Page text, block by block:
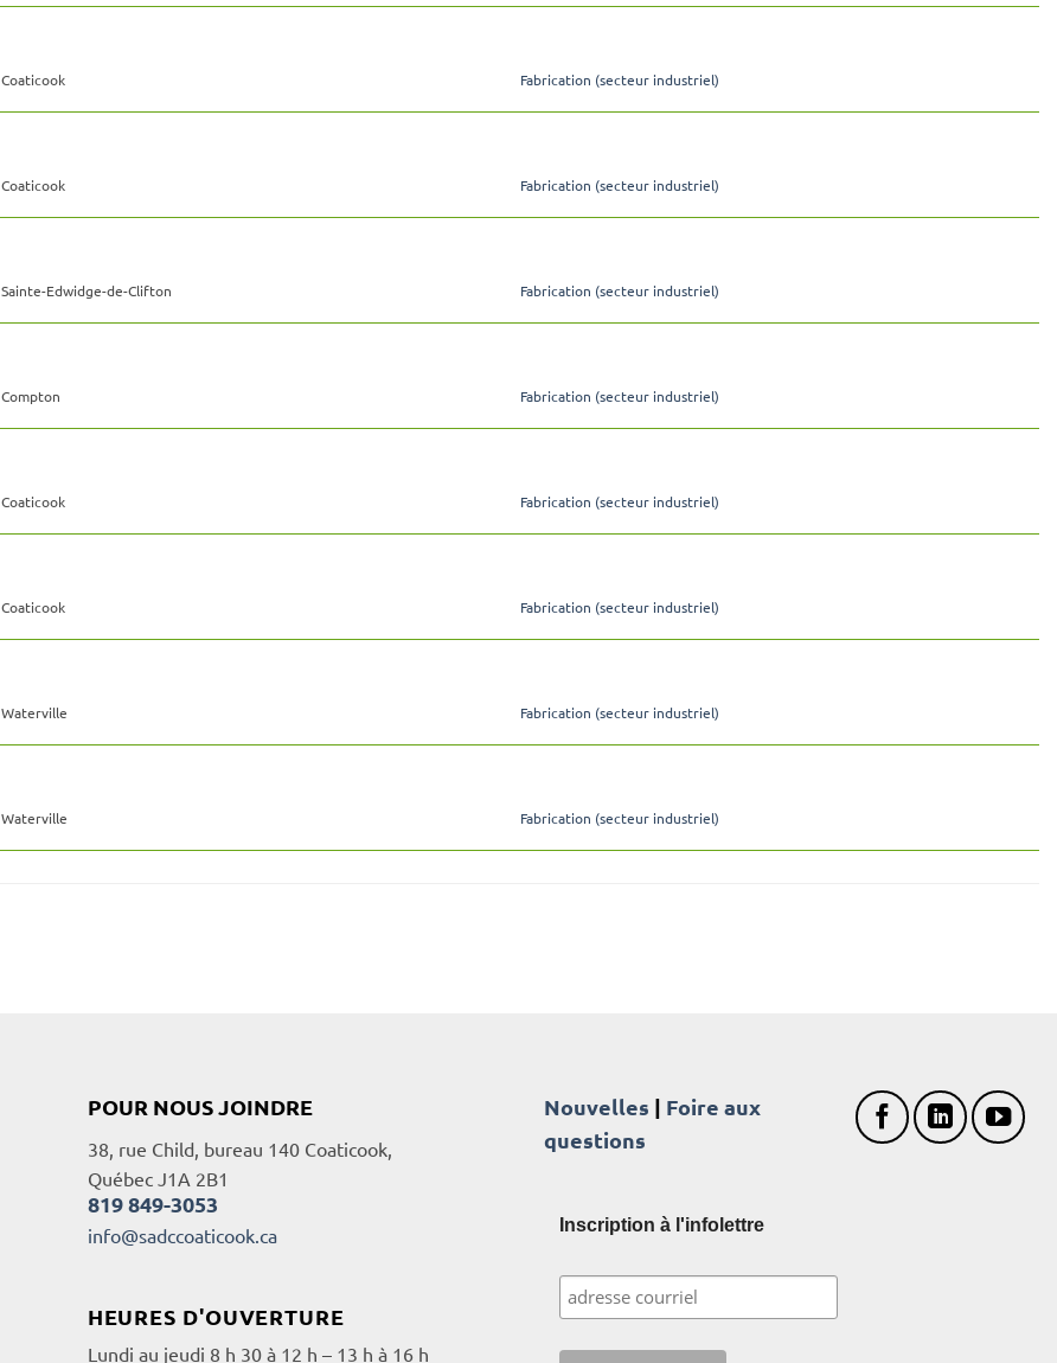
Coaticook Fabrication (secteur industriel)
Coaticook Fabrication (secteur industriel)
Sainte-Edwidge-de-Clifton Fabrication (secteur industriel)
Compton Fabrication (secteur industriel)
Coaticook Fabrication (secteur industriel)
Coaticook Fabrication (secteur industriel)
Waterville Fabrication (secteur industriel)
Waterville Fabrication (secteur industriel)
POUR NOUS JOINDRE
38, rue Child, bureau 140 Coaticook,
Québec J1A 2B1
819 849-3053
info@sadccoaticook.ca
HEURES D'OUVERTURE
Lundi au jeudi 8 h 30 à 12 h – 13 h à 16 h
Nouvelles | Foire aux
questions
Inscription à l'infolettre